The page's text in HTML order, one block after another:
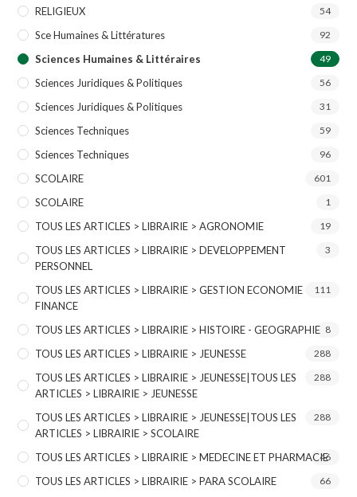
RELIGIEUX 54
Sce Humaines & Littératures 92
Sciences Humaines & Littéraires 49
Sciences Juridiques & Politiques 56
Sciences Juridiques & Politiques 31
Sciences Techniques 59
Sciences Techniques 96
SCOLAIRE 601
SCOLAIRE 1
TOUS LES ARTICLES > LIBRAIRIE > AGRONOMIE 19
TOUS LES ARTICLES > LIBRAIRIE > DEVELOPPEMENT
PERSONNEL
3
TOUS LES ARTICLES > LIBRAIRIE > GESTION ECONOMIE
FINANCE
111
TOUS LES ARTICLES > LIBRAIRIE > HISTOIRE - GEOGRAPHIE 8
TOUS LES ARTICLES > LIBRAIRIE > JEUNESSE 288
TOUS LES ARTICLES > LIBRAIRIE > JEUNESSE|TOUS LES
ARTICLES > LIBRAIRIE > JEUNESSE
288
TOUS LES ARTICLES > LIBRAIRIE > JEUNESSE|TOUS LES
ARTICLES > LIBRAIRIE > SCOLAIRE
288
TOUS LES ARTICLES > LIBRAIRIE > MEDECINE ET PHARMACIE
46
TOUS LES ARTICLES > LIBRAIRIE > PARA SCOLAIRE 66